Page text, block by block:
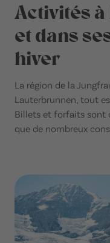
Activités
et dans
hiver
La région de la
Lauterbrunnen, tout
Billets et forfaits sont
que de nombreux